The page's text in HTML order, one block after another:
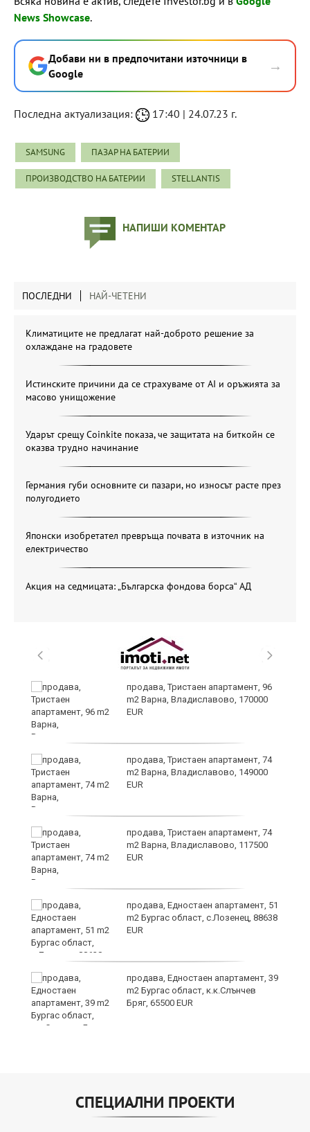
News Showcase.
Добави ни в предпочитани източници в
Google
→
Последна актуализация: 17:40 | 24.07.23 г.
SAMSUNG ПАЗАР НА БАТЕРИИ
ПРОИЗВОДСТВО НА БАТЕРИИ STELLANTIS
НАПИШИ КОМЕНТАР
ПОСЛЕДНИ НАЙ-ЧЕТЕНИ
Климатиците не предлагат най-доброто решение за
охлаждане на градовете
Истинските причини да се страхуваме от AI и оръжията за
масово унищожение
Ударът срещу Coinkite показа, че защитата на биткойн се
оказва трудно начинание
Германия губи основните си пазари, но износът расте през
полугодието
Японски изобретател превръща почвата в източник на
електричество
Акция на седмицата: „Българска фондова борса“ АД
продава, Тристаен апартамент, 96
m2 Варна, Владиславово, 170000
EUR
продава, Тристаен апартамент, 74
m2 Варна, Владиславово, 149000
EUR
продава, Тристаен апартамент, 74
m2 Варна, Владиславово, 117500
EUR
продава, Едностаен апартамент, 51
m2 Бургас област, с.Лозенец, 88638
EUR
продава, Едностаен апартамент, 39
m2 Бургас област, к.к.Слънчев
Бряг, 65500 EUR
СПЕЦИАЛНИ ПРОЕКТИ